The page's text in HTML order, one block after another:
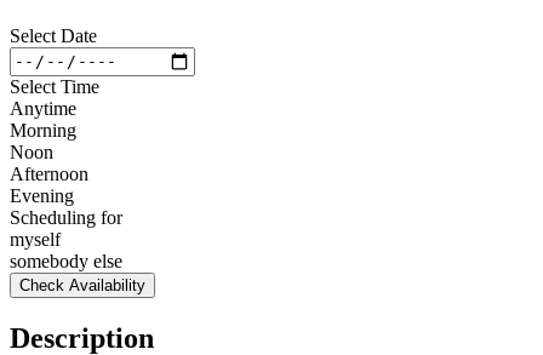
Select Date
Select Time
Anytime
Morning
Noon
Afternoon
Evening
Scheduling for
myself
somebody else
Check Availability
Description